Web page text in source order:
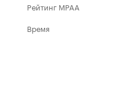
Рейтинг MPAA
Время